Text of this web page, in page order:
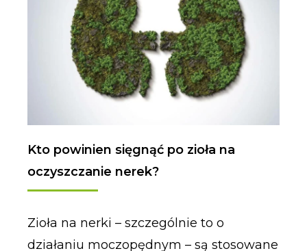
Kto powinien sięgnąć po zioła na
oczyszczanie nerek?
Zioła na nerki – szczególnie to o
działaniu moczopędnym – są stosowane